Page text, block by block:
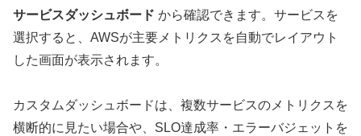
サービスダッシュボード から確認できます。サービスを
選択すると、AWSが主要メトリクスを自動でレイアウト
した画面が表示されます。
カスタムダッシュボードは、複数サービスのメトリクスを
横断的に見たい場合や、SLO達成率・エラーバジェットを